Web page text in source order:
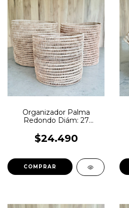
Organizador Palma
Redondo Diám: 27
$24.490